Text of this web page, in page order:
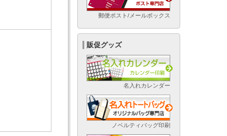
郵便ポスト/メールボックス
販促グッズ
名入れカレンダー
ノベルティバッグ印刷